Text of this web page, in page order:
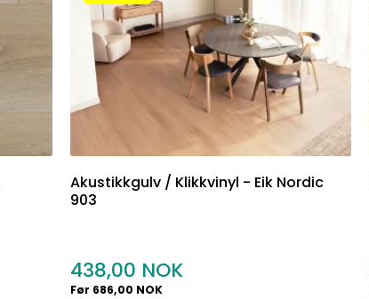
Akustikkgulv / Klikkvinyl - Eik Nordic
903
438,00
Før 686,00 NOK